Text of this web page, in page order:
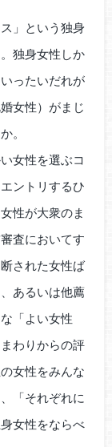
」という独身
独身女性しか
ったいだれが
女性）がまじ
。
女性を選ぶコ
ントリするひ
性が大衆のま
査においてす
された女性ば
あるいは他薦
「よい女性
わりからの評
女性をみんな
「それぞれに
女性をならべ